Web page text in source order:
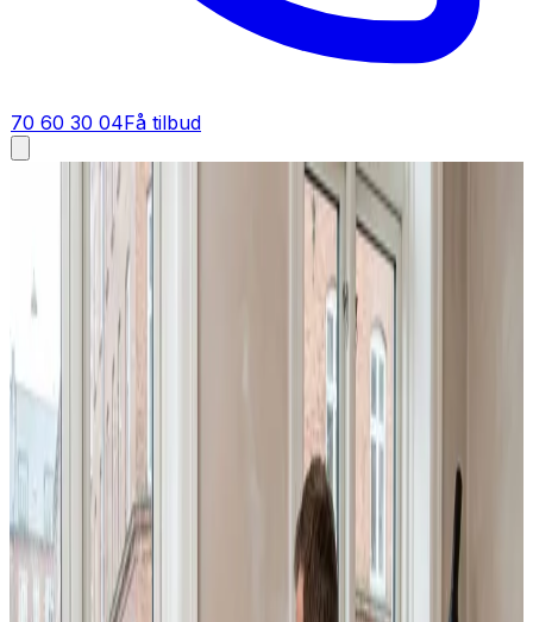
70 60 30 04Få tilbud
Ventilation tilbud i
Få tilbud på ventilation i Ebeltoft
Står du og skal have ventilation i Ebeltoft? Bed om et
tilbud, så regner vi materialer, installation og
indregulering sammen til én fast pris.